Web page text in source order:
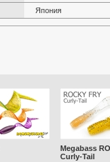
Япония
Megabass
Curly-Tail